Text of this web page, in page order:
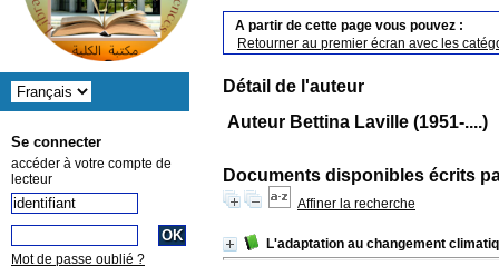
A partir de cette page vous pouvez :
Retourner au premier écran avec les
Détail de l'auteur
Auteur Bettina Laville (1951-....)
Documents disponibles écrits
Affiner la recherche
L'adaptation au changement
Se connecter
accéder à votre compte de
lecteur
Mot de passe oublié ?